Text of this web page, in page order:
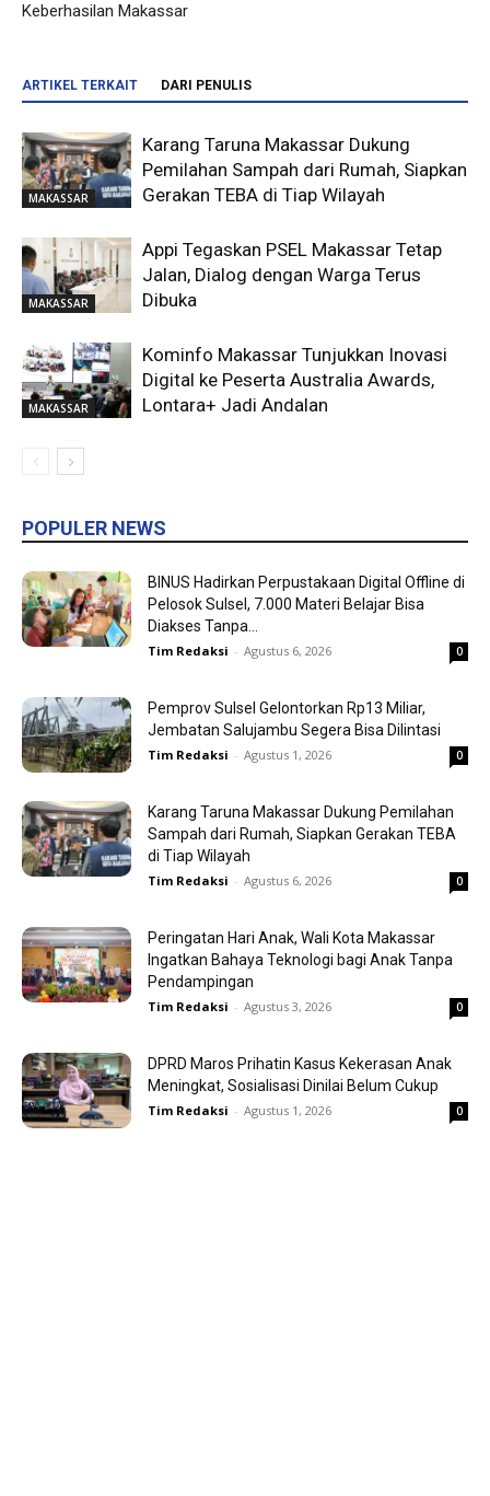
Keberhasilan Makassar
ARTIKEL TERKAIT DARI PENULIS
MAKASSAR
Karang Taruna Makassar Dukung
Pemilahan Sampah dari Rumah, Siapkan
Gerakan TEBA di Tiap Wilayah
MAKASSAR
Appi Tegaskan PSEL Makassar Tetap
Jalan, Dialog dengan Warga Terus
Dibuka
MAKASSAR
Kominfo Makassar Tunjukkan Inovasi
Digital ke Peserta Australia Awards,
Lontara+ Jadi Andalan
POPULER NEWS
BINUS Hadirkan Perpustakaan Digital Offline di
Pelosok Sulsel, 7.000 Materi Belajar Bisa
Diakses Tanpa...
Tim Redaksi - Agustus 6, 2026 0
Pemprov Sulsel Gelontorkan Rp13 Miliar,
Jembatan Salujambu Segera Bisa Dilintasi
Tim Redaksi - Agustus 1, 2026 0
Karang Taruna Makassar Dukung Pemilahan
Sampah dari Rumah, Siapkan Gerakan TEBA
di Tiap Wilayah
Tim Redaksi - Agustus 6, 2026 0
Peringatan Hari Anak, Wali Kota Makassar
Ingatkan Bahaya Teknologi bagi Anak Tanpa
Pendampingan
Tim Redaksi - Agustus 3, 2026 0
DPRD Maros Prihatin Kasus Kekerasan Anak
Meningkat, Sosialisasi Dinilai Belum Cukup
Tim Redaksi - Agustus 1, 2026 0